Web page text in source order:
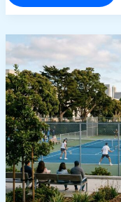
BONHEUR
COÛTE
CHER
QUE
NE
LE
PENSEZ
:
L’EXPÉRIENCE
DES
40
000
DOLLARS